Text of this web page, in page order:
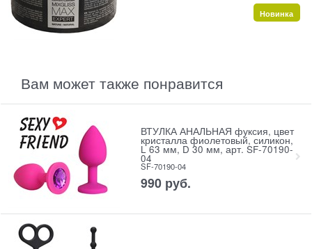
Новинка
Вам может также понравится
ВТУЛКА АНАЛЬНАЯ фуксия, цвет
кристалла фиолетовый, силикон,
L 63 мм, D 30 мм, арт. SF-70190-
04
SF-70190-04
990 руб.